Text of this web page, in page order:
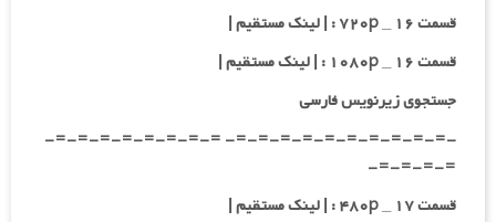
قسمت ۱۶ _ ۷۲۰p : | لینک مستقیم |
قسمت ۱۶ _ ۱۰۸۰p : | لینک مستقیم |
جستجوی زیرنویس فارسی
-=-=-=-=-=-=-=-=-=-=- =-=-=-=-=-=-=-=-
=-=-=-=-
قسمت ۱۷ _ ۴۸۰p : | لینک مستقیم |